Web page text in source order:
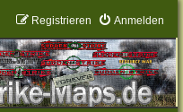
Anmelden
Registrieren